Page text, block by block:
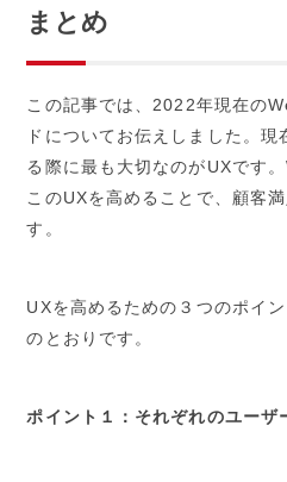
まとめ
この記事では、2022年現在の
ドについてお伝えしました。
る際に最も大切なのがUXです
このUXを高めることで、顧客
す。
UXを高めるための３つのポイ
のとおりです。
ポイント１：それぞれのユーザ